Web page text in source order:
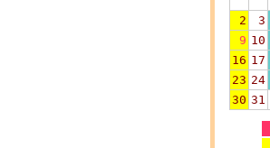
2
3
9 10
16 17
23 24
30 31